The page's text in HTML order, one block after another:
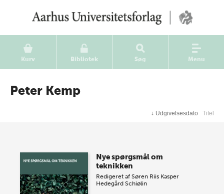
Kurv Bibliotek Søg Menu
Peter Kemp
↓ Udgivelsesdato Titel
Nye spørgsmål om
teknikken
Redigeret afSøren Riis Kasper
Hedegård Schiølin